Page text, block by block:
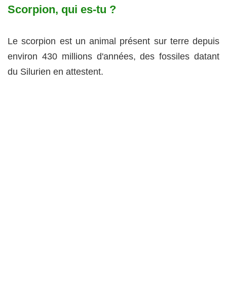
Scorpion, qui es-tu ?
Le scorpion est un animal présent sur terre depuis
environ 430 millions d'années, des fossiles datant
du Silurien en attestent.